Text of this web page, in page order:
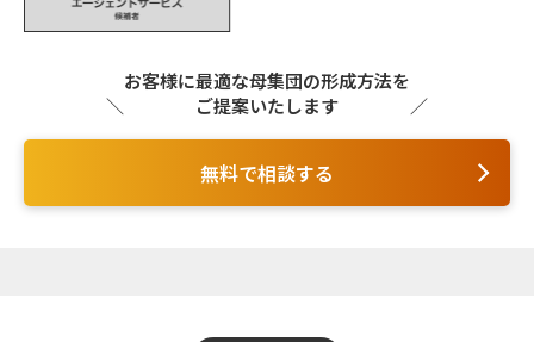
お客様に最適な母集団の形成方法を
ご提案いたします
無料で相談する